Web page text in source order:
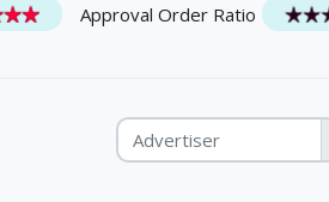
Approval Order Ratio